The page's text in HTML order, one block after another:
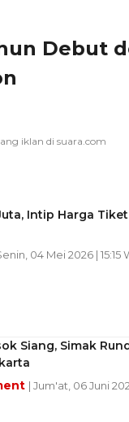
Debut
Intip Harga
04 Mei 2026 | 15:15
Siang, Simak
| Jum'at, 06 Juni